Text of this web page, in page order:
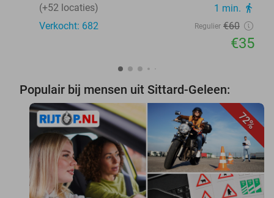
(+52 locaties) 1 min. directions_walk
Verkocht: 682 Regulier €60
€35
Populair bij mensen uit Sittard-Geleen:
72%